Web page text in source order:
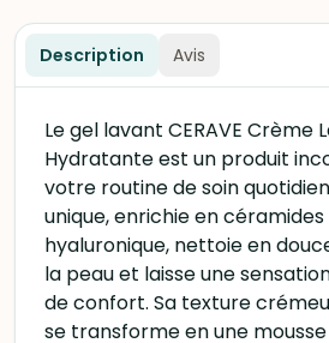
Description Avis
Le gel lavant CERAVE Crème
Hydratante est un produit
votre routine de soin
unique, enrichie en
hyaluronique, nettoie en
la peau et laisse une
de confort. Sa texture
se transforme en une